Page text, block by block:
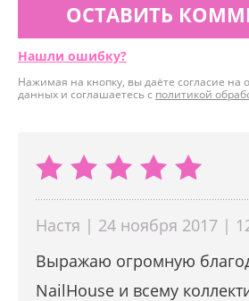
ОСТАВИТЬ
Нашли ошибку?
Нажимая на кнопку, вы даёте согласие на
данных и соглашаетесь с политикой
Настя | 24 ноября 2017 |
Выражаю огромную
NailHouse и всему